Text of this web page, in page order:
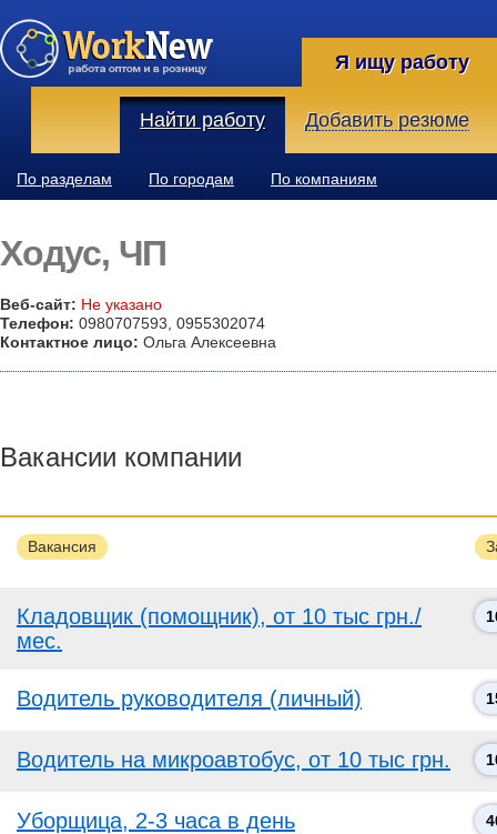
Я ищу работу
Найти работу Добавить резюме
По разделам По городам По компаниям
Ходус, ЧП
Веб-сайт: Не указано
Телефон: 0980707593, 0955302074
Контактное лицо: Ольга Алексеевна
Вакансии компании
Вакансия
Кладовщик (помощник), от 10 тыс грн./
мес.
Водитель руководителя (личный)
Водитель на микроавтобус, от 10 тыс грн.
Уборщица, 2-3 часа в день